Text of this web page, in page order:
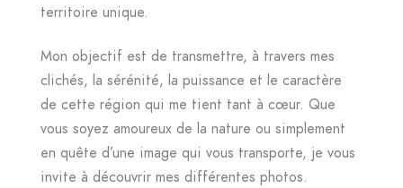
territoire unique.
Mon objectif est de transmettre, à travers mes
clichés, la sérénité, la puissance et le caractère
de cette région qui me tient tant à cœur. Que
vous soyez amoureux de la nature ou simplement
en quête d’une image qui vous transporte, je vous
invite à découvrir mes différentes photos.